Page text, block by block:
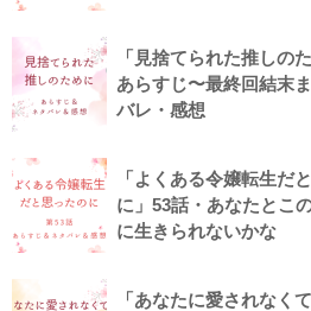
「見捨てられた推しの
あらすじ〜最終回結末
バレ・感想
「よくある令嬢転生だ
に」53話・あなたとこ
に生きられないかな
「あなたに愛されなく